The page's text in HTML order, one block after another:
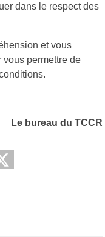
dans le respect des
et vous
permettre de
Le bureau du TCCR